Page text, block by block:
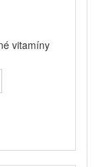
vitamíny